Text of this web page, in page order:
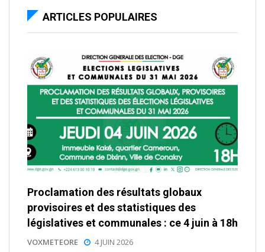
ARTICLES POPULAIRES
Proclamation des résultats globaux
provisoires et des statistiques des
législatives et communales : ce 4 juin à 18h
VOXMETEORE 4 JUIN 2026